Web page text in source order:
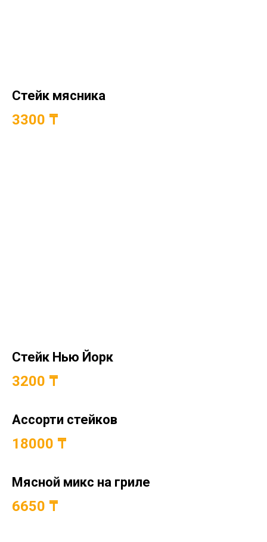
Стейк мясника
3300 ₸
Стейк Нью Йорк
3200 ₸
Ассорти стейков
18000 ₸
Мясной микс на гриле
6650 ₸